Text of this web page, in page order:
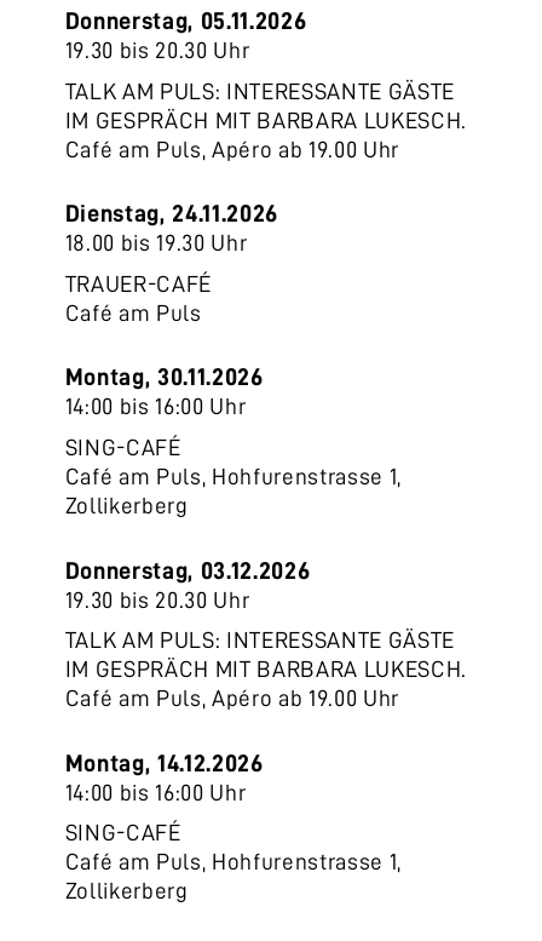
Donnerstag, 05.11.2026
19.30 bis 20.30 Uhr
TALK AM PULS: INTERESSANTE GÄSTE
IM GESPRÄCH MIT BARBARA LUKESCH.
Café am Puls, Apéro ab 19.00 Uhr
Dienstag, 24.11.2026
18.00 bis 19.30 Uhr
TRAUER-CAFÉ
Café am Puls
Montag, 30.11.2026
14:00 bis 16:00 Uhr
SING-CAFÉ
Café am Puls, Hohfurenstrasse 1,
Zollikerberg
Donnerstag, 03.12.2026
19.30 bis 20.30 Uhr
TALK AM PULS: INTERESSANTE GÄSTE
IM GESPRÄCH MIT BARBARA LUKESCH.
Café am Puls, Apéro ab 19.00 Uhr
Montag, 14.12.2026
14:00 bis 16:00 Uhr
SING-CAFÉ
Café am Puls, Hohfurenstrasse 1,
Zollikerberg